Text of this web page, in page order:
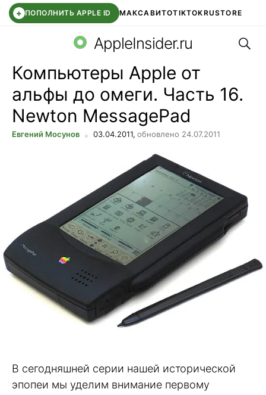
+ ПОПОЛНИТЬ APPLE ID МАКСАВИТОTIKTOKRUSTORE
WB КЛУБIOS 26.6 DDE STORE
AppleInsider.ru
Компьютеры Apple от
альфы до омеги. Часть 16.
Newton MessagePad
Евгений Мосунов 03.04.2011, обновлено 24.07.2011
В сегодняшней серии нашей исторической
эпопеи мы уделим внимание первому